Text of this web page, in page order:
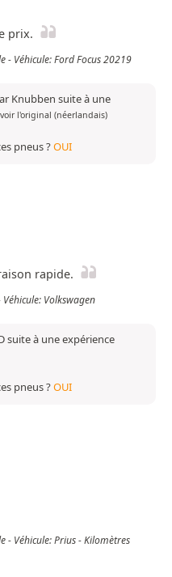
prix.
- Véhicule: Ford Focus 20219
Knubben suite à une
voir l'original (néerlandais)
pneus ?OUI
rapide.
Volkswagen
suite à une expérience
pneus ?OUI
- Véhicule: Prius - Kilomètres